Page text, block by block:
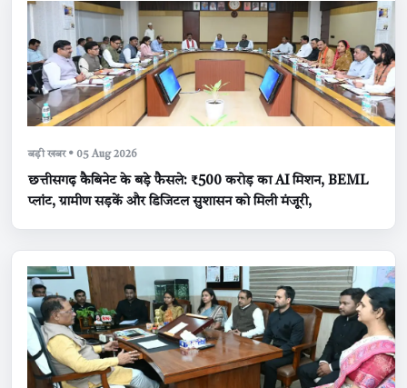
बड़ी खबर • 05 Aug 2026
छत्तीसगढ़ कैबिनेट के बड़े फैसले: ₹500 करोड़ का AI मिशन, BEML
प्लांट, ग्रामीण सड़कें और डिजिटल सुशासन को मिली मंजूरी,